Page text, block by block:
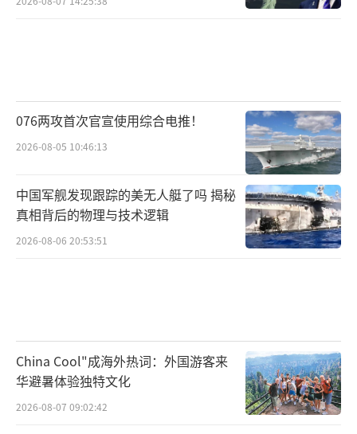
076两攻首次官宣使用综合电推！
2026-08-05 10:46:13
中国军舰发现跟踪的美无人艇了吗 揭秘
真相背后的物理与技术逻辑
2026-08-06 20:53:51
China Cool"成海外热词：外国游客来
华避暑体验独特文化
2026-08-07 09:02:42